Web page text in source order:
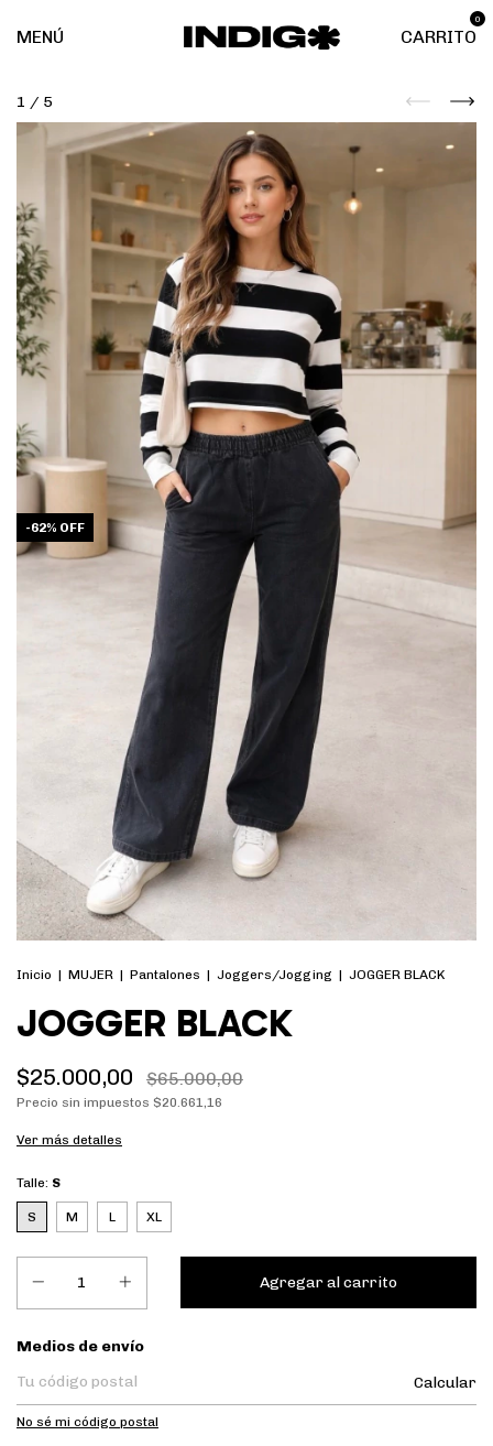
MENÚ CARRITO
0
1 / 5
-62% OFF
Inicio | MUJER | Pantalones | Joggers/Jogging | JOGGER BLACK
JOGGER BLACK
$25.000,00 $65.000,00
Precio sin impuestos $20.661,16
Ver más detalles
Talle: S
S M L XL
Entregas para el CP:
Medios de envío
Calcular
No sé mi código postal